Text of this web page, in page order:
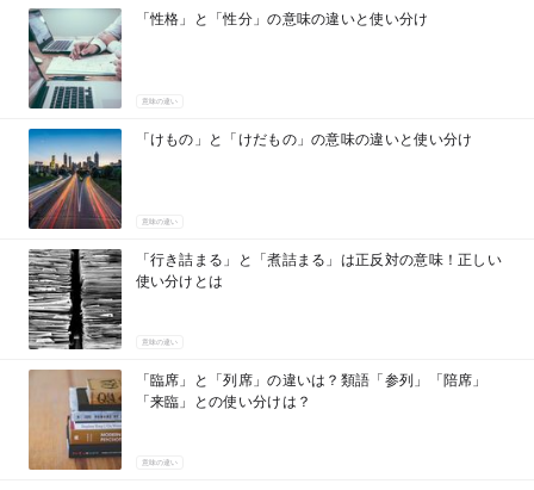
「性格」と「性分」の意味の違いと使い分け
意味の違い
「けもの」と「けだもの」の意味の違いと使い分け
意味の違い
「行き詰まる」と「煮詰まる」は正反対の意味！正しい
使い分けとは
意味の違い
「臨席」と「列席」の違いは？類語「参列」「陪席」
「来臨」との使い分けは？
意味の違い